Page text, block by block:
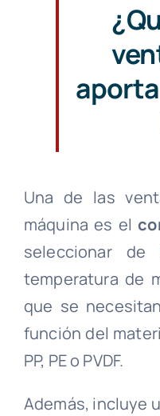
Una de las
máquina es el
seleccionar de
temperatura de
que se
función del
PP, PE o PVDF.
Además, incluye